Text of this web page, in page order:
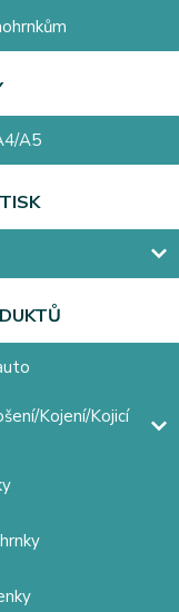
A5
Kojení/Kojicí